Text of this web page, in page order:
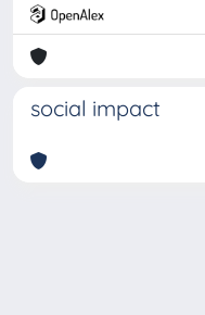
social impact